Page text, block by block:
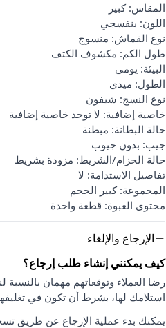
المقاس: كبير
اللون: بنفسجي
نوع القماش: منسوج
طول الكم: مكشوف الكتف
البيئة: يومي
الطول: ميدي
نوع النسج: شيفون
خاصية إضافية: لا توجد خاصية إضافية
حالة البطانة: مبطنة
جيب: بدون جيوب
حالة الحزام/الشريط: مزودة بشريط
تفاصيل الاستدامة: لا
المجموعة: كبير الحجم
محتوى العبوة: قطعة واحدة
الإرجاع والإلغاء
كيف يمكنني إنشاء طلب إرجاع؟
استلامك لها، بشرط أن تكون في
يمكنك بدء عملية الإرجاع عن طريق